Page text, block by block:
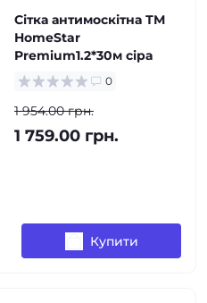
Сітка антимоскітна ТМ
HomeStar
Premium1.2*30м сіра
0
1 954.00 грн.
1 759.00 грн.
Купити